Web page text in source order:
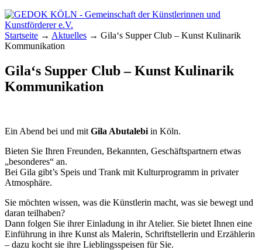
GEDOK KÖLN
Gemeinschaft der Künstlerinnen und
Kunstförderer e.V.
Startseite → Aktuelles → Gila‘s Supper Club – Kunst Kulinarik
Kommunikation
Gila‘s Supper Club – Kunst Kulinarik
Kommunikation
Ein Abend bei und mit Gila Abutalebi in Köln.
Bieten Sie Ihren Freunden, Bekannten, Geschäftspartnern etwas
„besonderes“ an.
Bei Gila gibt’s Speis und Trank mit Kulturprogramm in privater
Atmosphäre.
Sie möchten wissen, was die Künstlerin macht, was sie bewegt und
daran teilhaben?
Dann folgen Sie ihrer Einladung in ihr Atelier. Sie bietet Ihnen eine
Einführung in ihre Kunst als Malerin, Schriftstellerin und Erzählerin
– dazu kocht sie ihre Lieblingsspeisen für Sie.